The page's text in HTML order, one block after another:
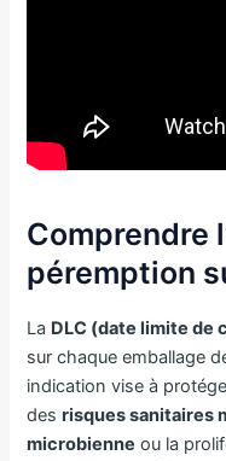
Comprendre
péremption
La DLC (date limite de
sur chaque emballage
indication vise à
desrisques sanitaires
microbienne ou la